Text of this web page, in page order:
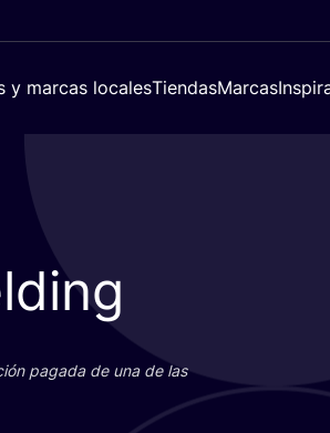
y marcas localesTiendasMarcas
paga­da de una de las